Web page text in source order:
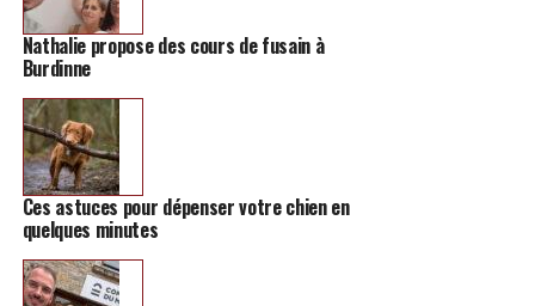
TAGS C'EST QUOI CETTE ÉMISSION ?
Nathalie propose des cours de fusain à
Burdinne
Ces astuces pour dépenser votre chien en
quelques minutes